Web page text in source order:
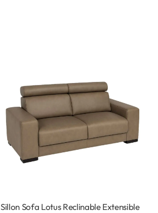
Sillon Sofa Lotus Reclinable Extensible